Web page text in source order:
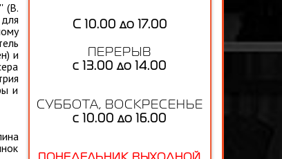
(В.
и
и
С 10.00 до 17.00
ПЕРЕРЫВ
с 13.00 до 14.00
СУББОТА, ВОСКРЕСЕНЬЕ
с 10.00 до 16.00